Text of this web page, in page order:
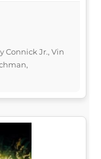
Connick Jr., Vin